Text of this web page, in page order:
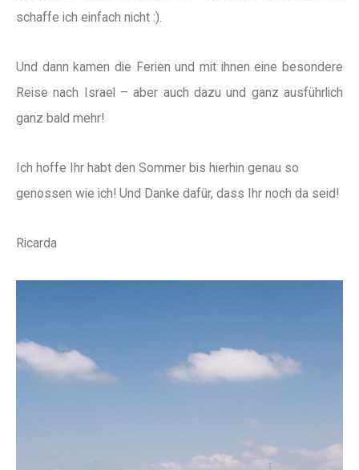
schaffe ich einfach nicht :).
Und dann kamen die Ferien und mit ihnen eine besondere
Reise nach Israel – aber auch dazu und ganz ausführlich
ganz bald mehr!
Ich hoffe Ihr habt den Sommer bis hierhin genau so
genossen wie ich! Und Danke dafür, dass Ihr noch da seid!
Ricarda